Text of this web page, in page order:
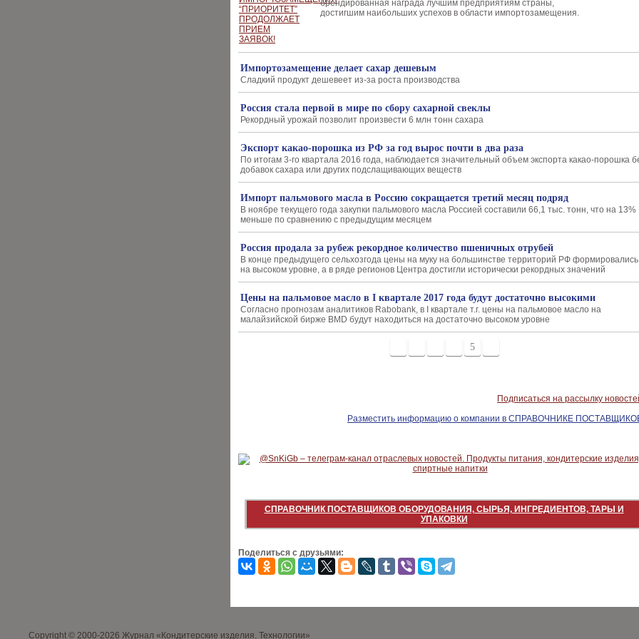
брендированная награда лучшим предприятиям страны,
достигшим наибольших успехов в области импортозамещения.
Импортозамещение делает сахар дешевым
Сладкий продукт дешевеет из-за роста производства
Россия стала первой в мире по сбору сахарной свеклы
Рекордный урожай позволит произвести 6 млн тонн сахара
Экспорт какао-порошка из РФ за год вырос почти в два раза
По итогам 3-го квартала 2016 года, наблюдается значительный объем экспорта какао-порошка
добавок сахара или других подслащивающих веществ
Импорт пальмового масла в Россию сокращается третий месяц подряд
В ноябре текущего года закупки пальмового масла Россией составили 66,1 тыс. тонн, что на 13%
меньше по сравнению с предыдущим месяцем
Россия продала за рубеж рекордное количество пшеничных отрубей
В конце предыдущего сельхозгода цены на муку на большинстве территорий РФ формировались
на высоком уровне, а в ряде регионов Центра достигли исторически рекордных значений
Цены на пальмовое масло в I квартале 2017 года будут достаточно высокими
Согласно прогнозам аналитиков Rabobank, в I квартале т.г. цены на пальмовое масло на
малайзийской бирже BMD будут находиться на достаточно высоком уровне
5
Подписаться на рассылку
Разместить информацию о компании в СПРАВОЧНИКЕ
СПРАВОЧНИК ПОСТАВЩИКОВ ОБОРУДОВАНИЯ, СЫРЬЯ, ИНГРЕДИЕНТОВ, ТАРЫ И
УПАКОВКИ
Поделиться с друзьями:
Copyright © 2000-2026 Журнал «Кондитерские изделия. Технологии»